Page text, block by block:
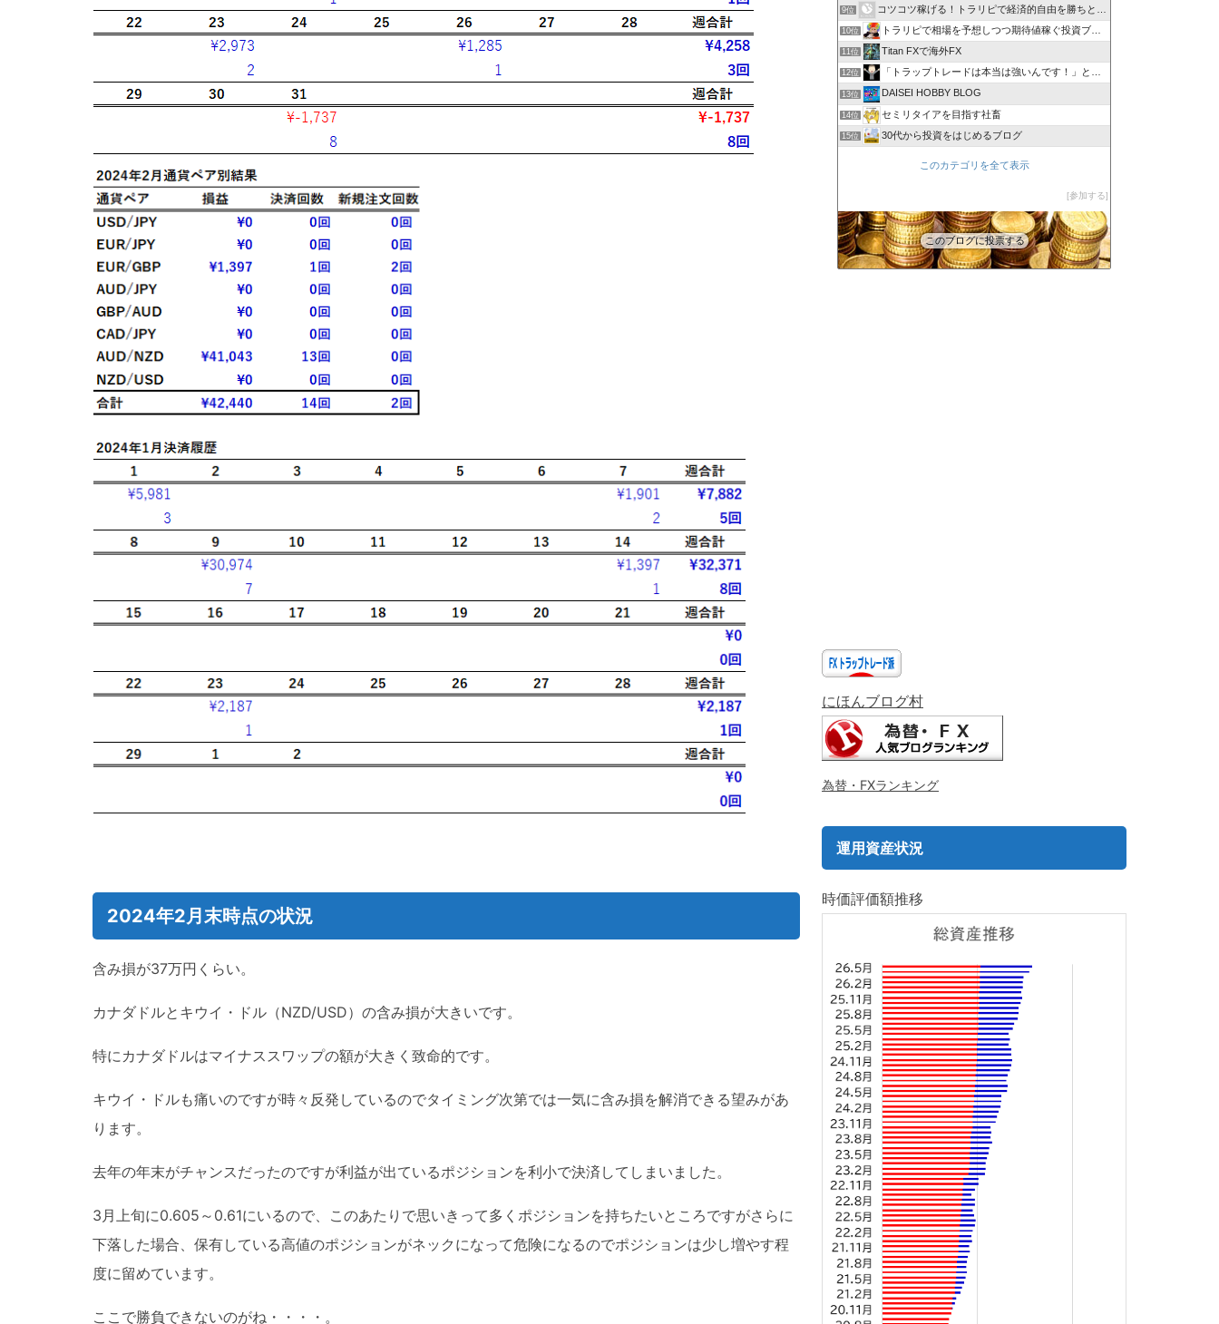
2024年2月末時点の状況
含み損が37万円くらい。
カナダドルとキウイ・ドル（NZD/USD）の含み損が大きいです。
特にカナダドルはマイナススワップの額が大きく致命的です。
キウイ・ドルも痛いのですが時々反発しているのでタイミング次第では一気に含み損を解消できる望みがあ
ります。
去年の年末がチャンスだったのですが利益が出ているポジションを利小で決済してしまいました。
3月上旬に0.605～0.61にいるので、このあたりで思いきって多くポジションを持ちたいところですがさらに
下落した場合、保有している高値のポジションがネックになって危険になるのでポジションは少し増やす程
度に留めています。
ここで勝負できないのがね・・・・。
9位 コツコツ稼げる！トラリピで経済的自由を勝ちとる方法
10位 トラリピで相場を予想しつつ期待値稼ぐ投資ブログ
11位 Titan FXで海外FX
12位 「トラップトレードは本当は強いんです！」と叫びたい。
13位 DAISEI HOBBY BLOG
14位 セミリタイアを目指す社畜
15位 30代から投資をはじめるブログ
このカテゴリを全て表示
参加する
このブログに投票する
にほんブログ村
為替・FXランキング
運用資産状況
時価評価額推移